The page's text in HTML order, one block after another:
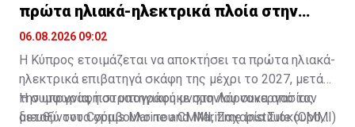
πρώτα ηλιακά-ηλεκτρικά πλοία στην
Κύπρο
06.08.2026 09:02
Η Κύπρος ετοιμάζεται να αποκτήσει τα πρώτα ηλιακά-
ηλεκτρικά επιβατηγά σκάφη της μέχρι το 2027, μετά
την υπογραφή στρατηγικού μνημονίου συνεργασίας
μεταξύ του Cyprus Marine and Maritime Institute (CMMI)
Η συμφωνία, που υπογράφηκε στη Λάρνακα από τον
διευθύνοντα σύμβουλο του CMMI, Ζαχαρία Σιόκουρο,